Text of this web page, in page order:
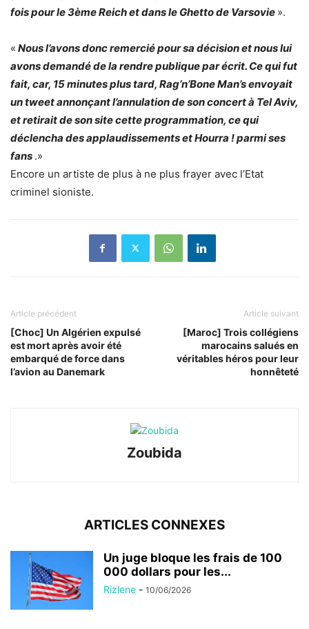
fois pour le 3ème Reich et dans le Ghetto de Varsovie ».
« Nous l’avons donc remercié pour sa décision et nous lui
avons demandé de la rendre publique par écrit. Ce qui fut
fait, car, 15 minutes plus tard, Rag’n’Bone Man’s envoyait
un tweet annonçant l’annulation de son concert à Tel Aviv,
et retirait de son site cette programmation, ce qui
déclencha des applaudissements et Hourra ! parmi ses
fans .»
Encore un artiste de plus à ne plus frayer avec l’Etat
criminel sioniste.
Article précédent
[Choc] Un Algérien expulsé
est mort après avoir été
embarqué de force dans
l’avion au Danemark
Article suivant
[Maroc] Trois collégiens
marocains salués en
véritables héros pour leur
honnêteté
Zoubida
ARTICLES CONNEXES
Un juge bloque les frais de 100
000 dollars pour les...
Rizlene - 10/06/2026